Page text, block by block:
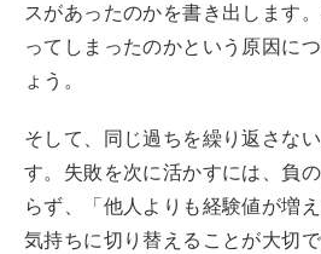
スがあったのかを書き出します
ってしまったのかという原因に
ょう。
そして、同じ過ちを繰り返さな
す。失敗を次に活かすには、負
らず、「他人よりも経験値が増
気持ちに切り替えることが大切で